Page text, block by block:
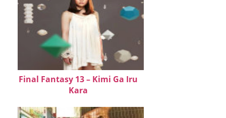
Final Fantasy 13 – Kimi Ga Iru
Kara